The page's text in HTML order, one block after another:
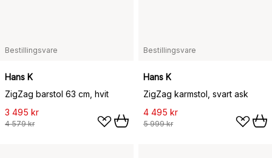
Bestillingsvare
Hans K
ZigZag barstol 63 cm, hvit
3 495 kr
4 579 kr
Bestillingsvare
Hans K
ZigZag karmstol, svart ask
4 495 kr
5 999 kr